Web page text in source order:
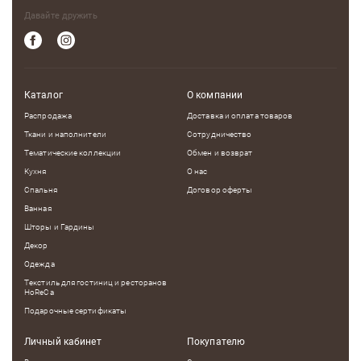
Давайте дружить
Каталог
Распродажа
Ткани и наполнители
Тематические коллекции
Кухня
Спальня
Ванная
Шторы и Гардины
Декор
Одежда
Текстиль для гостиниц и ресторанов
HoReCa
Подарочные сертификаты
О компании
Доставка и оплата товаров
Сотрудничество
Обмен и возврат
О нас
Договор оферты
Личный кабинет Покупателю